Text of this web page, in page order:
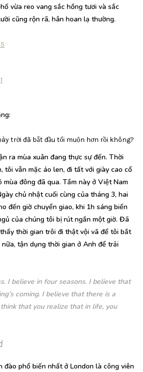
vừa reo vang sắc hồng tươi và sắc
cũng rộn rã, hân hoan lạ thường.
trời đã bắt đầu tối muộn hơn rồi không?
ra mùa xuân đang thực sự đến. Thời
tôi vẫn mặc áo len, đi tất với giày cao cổ
mùa đông đã qua. Tầm này ở Việt Nam
chủ nhật cuối cùng của tháng 3, hai
đến giờ chuyển giao, khi 1h sáng biến
của chúng tôi bị rút ngắn một giờ. Đã
thời gian trôi đi thật vội vã để tôi bắt
tận dụng thời gian ở Anh để trải
I believe in four seasons. I believe that
coming. I believe that there is a
that you realize that in life, you
đào phổ biến nhất ở London là công viên